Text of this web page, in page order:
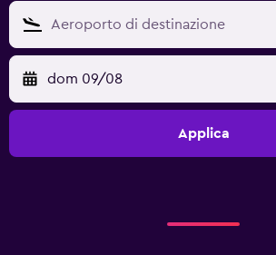
dom 09/08
Applica